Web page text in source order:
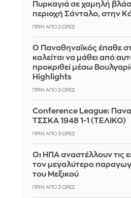
Πυρκαγιά σε χαμηλή
περιοχή Σάνταλο, στην
ΠΡΙΝ ΑΠΌ 2 ΏΡΕΣ
Ο Παναθηναϊκός έπαθε
καλείται να μάθει από
προκριθεί μέσω
Highlights
ΠΡΙΝ ΑΠΌ 3 ΏΡΕΣ
Conference League:
ΤΣΣΚΑ 1948 1-1 (ΤΕΛΙΚΟ)
ΠΡΙΝ ΑΠΌ 3 ΏΡΕΣ
Οι ΗΠΑ αναστέλλουν τις
τον μεγαλύτερο
του Μεξικού
ΠΡΙΝ ΑΠΌ 3 ΏΡΕΣ